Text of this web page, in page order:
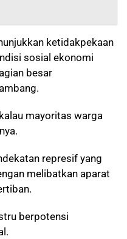
ketidakpekaan
sosial ekonomi
besar
mayoritas warga
represif yang
melibatkan aparat
berpotensi